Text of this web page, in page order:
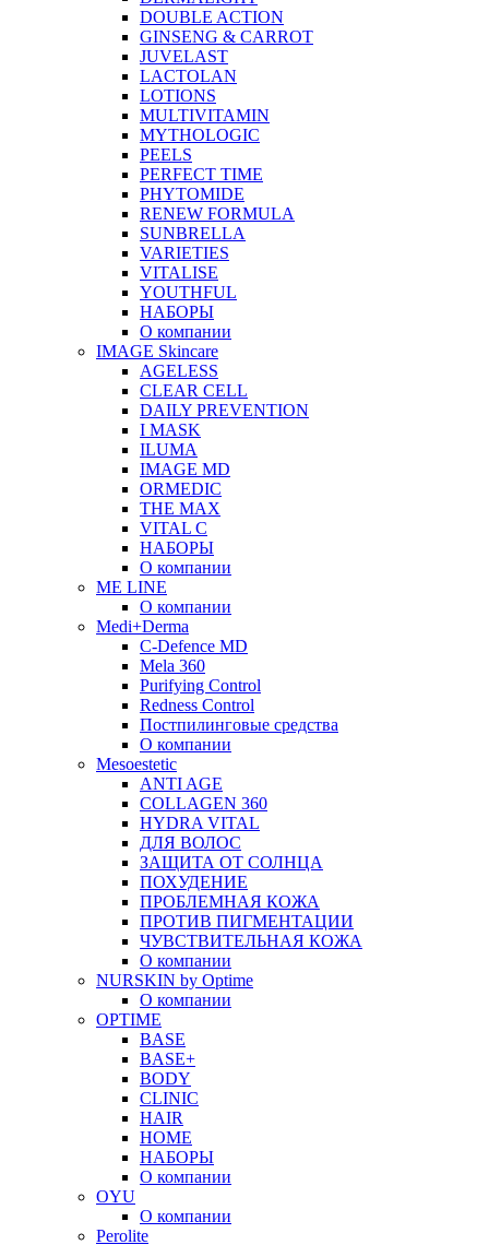
DOUBLE ACTION
GINSENG & CARROT
JUVELAST
LACTOLAN
LOTIONS
MULTIVITAMIN
MYTHOLOGIC
PEELS
PERFECT TIME
PHYTOMIDE
RENEW FORMULA
SUNBRELLA
VARIETIES
VITALISE
YOUTHFUL
НАБОРЫ
О компании
IMAGE Skincare
AGELESS
CLEAR CELL
DAILY PREVENTION
I MASK
ILUMA
IMAGE MD
ORMEDIC
THE MAX
VITAL C
НАБОРЫ
О компании
ME LINE
О компании
Medi+Derma
C-Defence MD
Mela 360
Purifying Control
Redness Control
Постпилинговые средства
О компании
Mesoestetic
ANTI AGE
COLLAGEN 360
HYDRA VITAL
ДЛЯ ВОЛОС
ЗАЩИТА ОТ СОЛНЦА
ПОХУДЕНИЕ
ПРОБЛЕМНАЯ КОЖА
ПРОТИВ ПИГМЕНТАЦИИ
ЧУВСТВИТЕЛЬНАЯ КОЖА
О компании
NURSKIN by Optime
О компании
OPTIME
BASE
BASE+
BODY
CLINIC
HAIR
HOME
НАБОРЫ
О компании
OYU
О компании
Perolite